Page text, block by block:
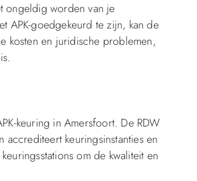
ongeldig worden van je
APK-goedgekeurd te zijn, kan de
kosten en juridische problemen,
keuring in Amersfoort. De RDW
keuringsinstanties en
om de kwaliteit en